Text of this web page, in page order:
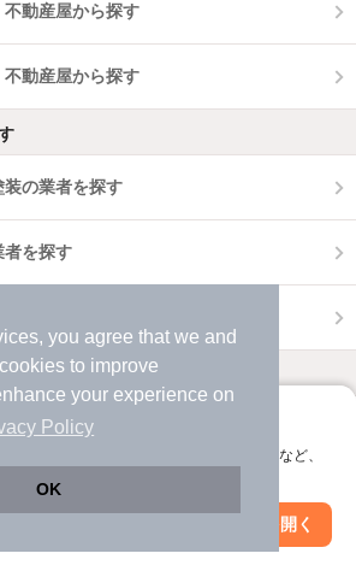
you agree that we and
to improve
your experience on
Policy
OK
えて、サクサクお部屋探し
すぐ使える。マップ検索やお気に入り保存など、
アプリを開く
動産屋から探す
動産屋から探す
の業者を探す
者を探す
絞り込み条件を変更
るヒント
で事故物件を見分ける方法は？不動産屋が
契約時の入居審査2つのポイント！人柄は